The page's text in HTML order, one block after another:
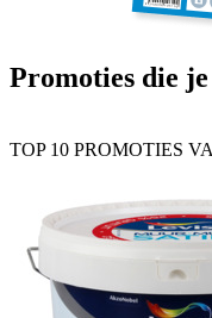
Promoties die
TOP 10 PROMOTIES